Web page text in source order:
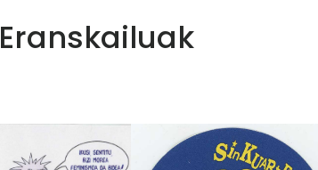
Eranskailuak